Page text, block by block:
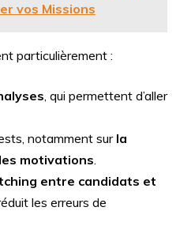
vos Missions
particulièrement :
, qui permettent d’aller
notamment sur la
motivations.
entre candidats et
les erreurs de